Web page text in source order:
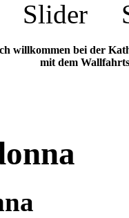
willkommen bei der
mit dem